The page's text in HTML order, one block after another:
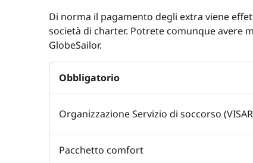
Di norma il pagamento degli extra viene
società di charter. Potrete comunque avere
GlobeSailor.
Obbligatorio
Organizzazione Servizio di soccorso
Pacchetto comfort